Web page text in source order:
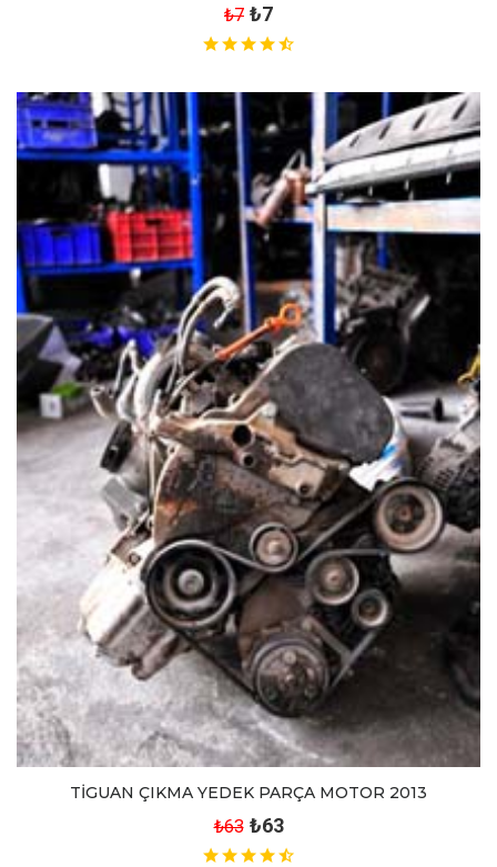
₺7 ₺7
TİGUAN ÇIKMA YEDEK PARÇA MOTOR 2013
₺63 ₺63